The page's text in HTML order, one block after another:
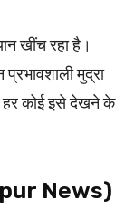
खींच रहा है।
मुद्रा
कोई इसे देखने के
News)